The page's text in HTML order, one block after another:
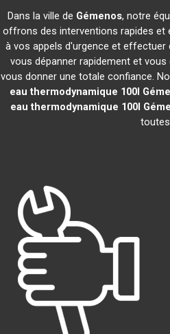
Dans la ville de Gémenos, notre
offrons des interventions rapides et
à vos appels d'urgence et
vous dépanner rapidement et
vous donner une totale confiance.
eau thermodynamique 100l
eau thermodynamique 100l